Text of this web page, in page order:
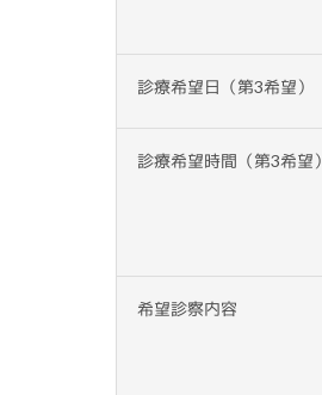
診療希望日（第3希望）
診療希望時間（第3希望）
希望診察内容